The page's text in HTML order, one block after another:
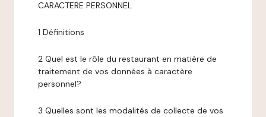
CARACTERE PERSONNEL
1 Définitions
2 Quel est le rôle du restaurant en matière de
traitement de vos données à caractère
personnel?
3 Quelles sont les modalités de collecte de vos